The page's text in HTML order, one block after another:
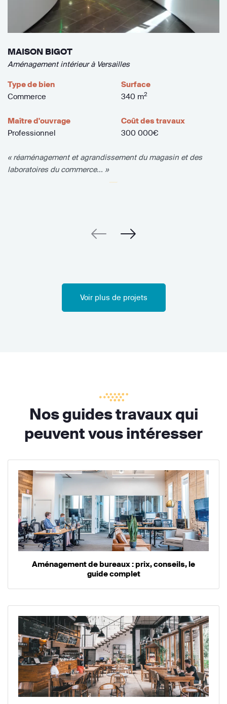
MAISON BIGOT
Aménagement intérieur à Versailles
Type de bien
Commerce
Surface
340 m2
Maître d'ouvrage
Professionnel
Coût des travaux
300 000€
« réaménagement et agrandissement du magasin et des
laboratoires du commerce... »
Voir plus de projets
Nos guides travaux qui
peuvent vous intéresser
Aménagement de bureaux : prix, conseils, le
guide complet